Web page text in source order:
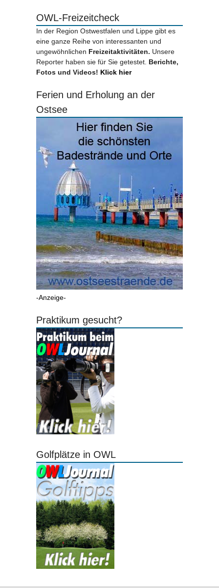
OWL-Freizeitcheck
In der Region Ostwestfalen und Lippe gibt es
eine ganze Reihe von interessanten und
ungewöhnlichen Freizeitaktivitäten. Unsere
Reporter haben sie für Sie getestet. Berichte,
Fotos und Videos! Klick hier
Ferien und Erholung an der
Ostsee
-Anzeige-
Praktikum gesucht?
Golfplätze in OWL